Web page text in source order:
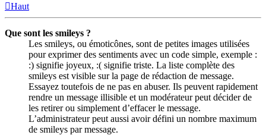
Haut
Que sont les smileys ?
Les smileys, ou émoticônes, sont de petites images utilisées
pour exprimer des sentiments avec un code simple, exemple :
:) signifie joyeux, :( signifie triste. La liste complète des
smileys est visible sur la page de rédaction de message.
Essayez toutefois de ne pas en abuser. Ils peuvent rapidement
rendre un message illisible et un modérateur peut décider de
les retirer ou simplement d’effacer le message.
L’administrateur peut aussi avoir défini un nombre maximum
de smileys par message.